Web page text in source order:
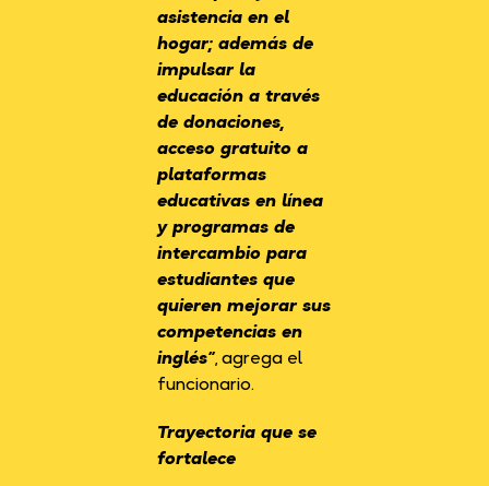
asistencia en el
hogar; además de
impulsar la
educación a través
de donaciones,
acceso gratuito a
plataformas
educativas en línea
y programas de
intercambio para
estudiantes que
quieren mejorar sus
competencias en
inglés”, agrega el
funcionario.
Trayectoria que se
fortalece